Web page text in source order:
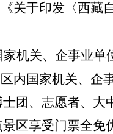
关于印发〈西藏
家机关、企事业
内国家机关、企
士团、志愿者、
区享受门票全免